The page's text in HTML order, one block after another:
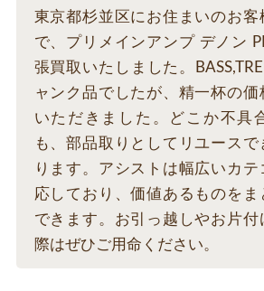
東京都杉並区にお住まいのお客
で、プリメインアンプ デノン
張買取いたしました。
ャンク品でしたが、精一杯の価
いただきました。どこか不具
も、部品取りとしてリユースで
ります。アシストは幅広いカ
応しており、価値あるものをま
できます。お引っ越しやお片付
際はぜひご用命ください。